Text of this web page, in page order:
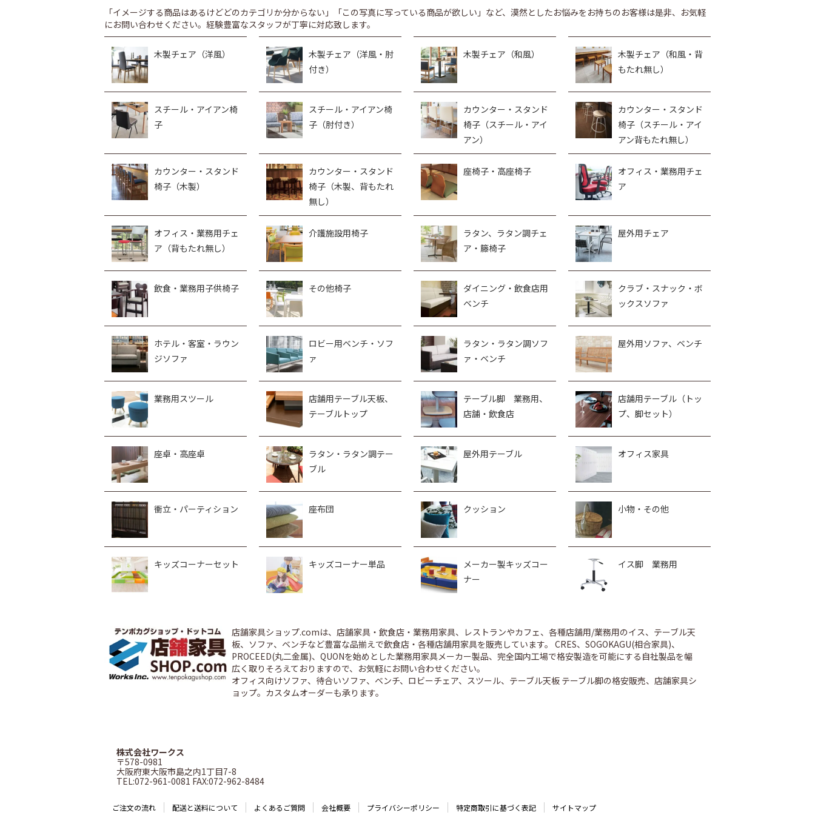
「イメージする商品はあるけどどのカテゴリか分からない」「この写真に写っている商品が欲しい」など、漠然としたお悩みをお持ちのお客様は是非、お気軽
にお問い合わせください。経験豊富なスタッフが丁寧に対応致します。
木製チェア（洋風）
木製チェア（洋風・肘
付き）
木製チェア（和風）
木製チェア（和風・背
もたれ無し）
スチール・アイアン椅
子
スチール・アイアン椅
子（肘付き）
カウンター・スタンド
椅子（スチール・アイ
アン）
カウンター・スタンド
椅子（スチール・アイ
アン背もたれ無し）
カウンター・スタンド
椅子（木製）
カウンター・スタンド
椅子（木製、背もたれ
無し）
座椅子・高座椅子
オフィス・業務用チェ
ア
オフィス・業務用チェ
ア（背もたれ無し）
介護施設用椅子
ラタン、ラタン調チェ
ア・籐椅子
屋外用チェア
飲食・業務用子供椅子 その他椅子
ダイニング・飲食店用
ベンチ
クラブ・スナック・ボ
ックスソファ
ホテル・客室・ラウン
ジソファ
ロビー用ベンチ・ソフ
ァ
ラタン・ラタン調ソフ
ァ・ベンチ
屋外用ソファ、ベンチ
業務用スツール
店舗用テーブル天板、
テーブルトップ
テーブル脚 業務用、
店舗・飲食店
店舗用テーブル（トッ
プ、脚セット）
座卓・高座卓
ラタン・ラタン調テー
ブル
屋外用テーブル オフィス家具
衝立・パーティション 座布団 クッション 小物・その他
キッズコーナーセット キッズコーナー単品
メーカー製キッズコー
ナー
イス脚 業務用
店舗家具ショップ.comは、店舗家具・飲食店・業務用家具、レストランやカフェ、各種店舗用/業務用のイス、テーブル天
板、ソファ、ベンチなど豊富な品揃えで飲食店・各種店舗用家具を販売しています。 CRES、SOGOKAGU(相合家具)、
PROCEED(丸二金属)、QUONを始めとした業務用家具メーカー製品、完全国内工場で格安製造を可能にする自社製品を幅
広く取りそろえておりますので、お気軽にお問い合わせください。
オフィス向けソファ、待合いソファ、ベンチ、ロビーチェア、スツール、テーブル天板 テーブル脚の格安販売、店舗家具シ
ョップ。カスタムオーダーも承ります。
株式会社ワークス
〒578-0981
大阪府東大阪市島之内1丁目7-8
TEL:072-961-0081 FAX:072-962-8484
ご注文の流れ 配送と送料について よくあるご質問 会社概要 プライバシーポリシー 特定商取引に基づく表記 サイトマップ